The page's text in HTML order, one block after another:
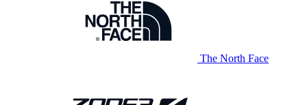
The North Face